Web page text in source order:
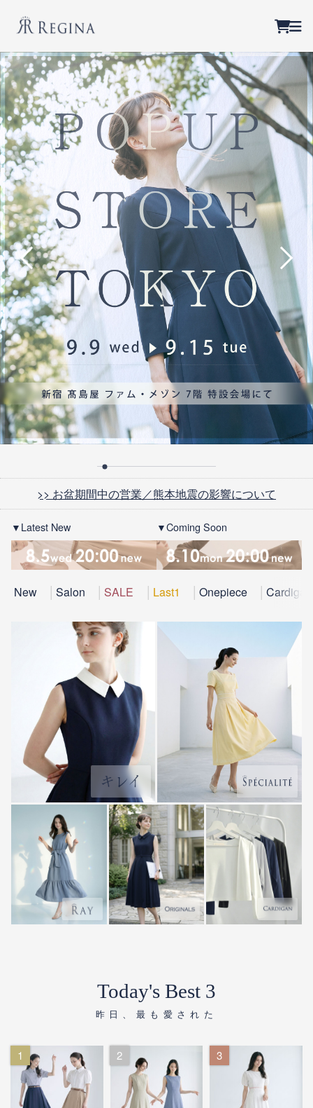
>> お盆期間中の営業／熊本地震の影響について
▼Latest New ▼Coming Soon
New Salon SALE Last1 Onepiece Cardigan
Today's Best 3
昨日、最も愛された
1 2 3